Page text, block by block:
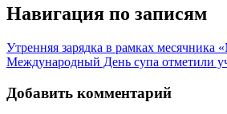
Навигация по записям
Утренняя зарядка в рамках месячника
Международный День супа отметили
Добавить комментарий